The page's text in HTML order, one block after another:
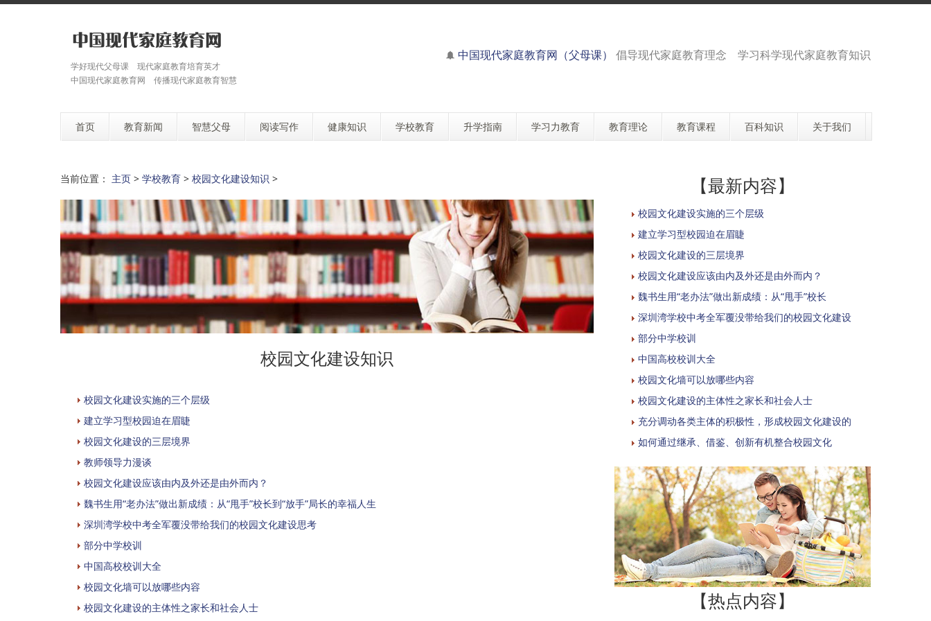
学好现代父母课 现代家庭教育培育英才
中国现代家庭教育网 传播现代家庭教育智慧
中国现代家庭教育网（父母课） 倡导现代家庭教育理念 学习科学现代家庭教育知识
首页 教育新闻 智慧父母 阅读写作 健康知识 学校教育 升学指南 学习力教育 教育理论 教育课程 百科知识 关于我们
当前位置： 主页 > 学校教育 > 校园文化建设知识 >
校园文化建设知识
校园文化建设实施的三个层级
建立学习型校园迫在眉睫
校园文化建设的三层境界
教师领导力漫谈
校园文化建设应该由内及外还是由外而内？
魏书生用“老办法”做出新成绩：从“甩手”校长到“放手”局长的幸福人生
深圳湾学校中考全军覆没带给我们的校园文化建设思考
部分中学校训
中国高校校训大全
校园文化墙可以放哪些内容
校园文化建设的主体性之家长和社会人士
【最新内容】
校园文化建设实施的三个层级
建立学习型校园迫在眉睫
校园文化建设的三层境界
校园文化建设应该由内及外还是由外而内？
魏书生用“老办法”做出新成绩：从“甩手”校长
深圳湾学校中考全军覆没带给我们的校园文化建设
部分中学校训
中国高校校训大全
校园文化墙可以放哪些内容
校园文化建设的主体性之家长和社会人士
充分调动各类主体的积极性，形成校园文化建设的
如何通过继承、借鉴、创新有机整合校园文化
【热点内容】